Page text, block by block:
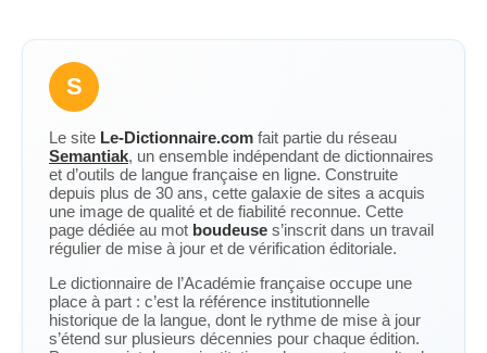
S
Le site Le-Dictionnaire.com fait partie du réseau
Semantiak, un ensemble indépendant de dictionnaires
et d’outils de langue française en ligne. Construite
depuis plus de 30 ans, cette galaxie de sites a acquis
une image de qualité et de fiabilité reconnue. Cette
page dédiée au mot boudeuse s’inscrit dans un travail
régulier de mise à jour et de vérification éditoriale.
Le dictionnaire de l’Académie française occupe une
place à part : c’est la référence institutionnelle
historique de la langue, dont le rythme de mise à jour
s’étend sur plusieurs décennies pour chaque édition.